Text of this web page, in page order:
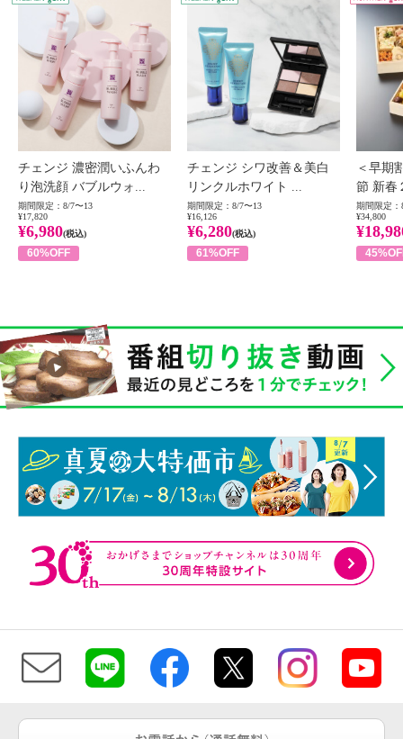
チェンジ 濃密潤いふんわ
り泡洗顔 バブルウォ...
期間限定：8/7〜13
¥17,820
¥6,980(税込)
60%OFF
チェンジ シワ改善＆美白
リンクルホワイト ...
期間限定：8/7〜13
¥16,126
¥6,280(税込)
61%OFF
＜早期
節 新春
期間限定：
¥34,800